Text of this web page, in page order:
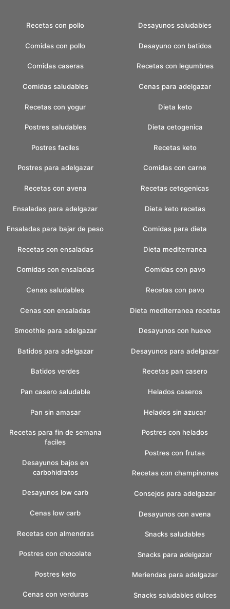
Recetas con pollo
Comidas con pollo
Comidas caseras
Comidas saludables
Recetas con yogur
Postres saludables
Postres faciles
Postres para adelgazar
Recetas con avena
Ensaladas para adelgazar
Ensaladas para bajar de peso
Recetas con ensaladas
Comidas con ensaladas
Cenas saludables
Cenas con ensaladas
Smoothie para adelgazar
Batidos para adelgazar
Batidos verdes
Desayunos saludables
Desayuno con batidos
Recetas con legumbres
Cenas para adelgazar
Dieta keto
Dieta cetogenica
Recetas keto
Comidas con carne
Recetas cetogenicas
Dieta keto recetas
Comidas para dieta
Dieta mediterranea
Comidas con pavo
Recetas con pavo
Dieta mediterranea recetas
Desayunos con huevo
Desayunos para adelgazar
Recetas pan casero
Pan casero saludable
Pan sin amasar
Recetas para fin de semana
faciles
Desayunos bajos en
carbohidratos
Desayunos low carb
Cenas low carb
Recetas con almendras
Postres con chocolate
Postres keto
Cenas con verduras
Helados caseros
Helados sin azucar
Postres con helados
Postres con frutas
Recetas con champinones
Consejos para adelgazar
Desayunos con avena
Snacks saludables
Snacks para adelgazar
Meriendas para adelgazar
Snacks saludables dulces